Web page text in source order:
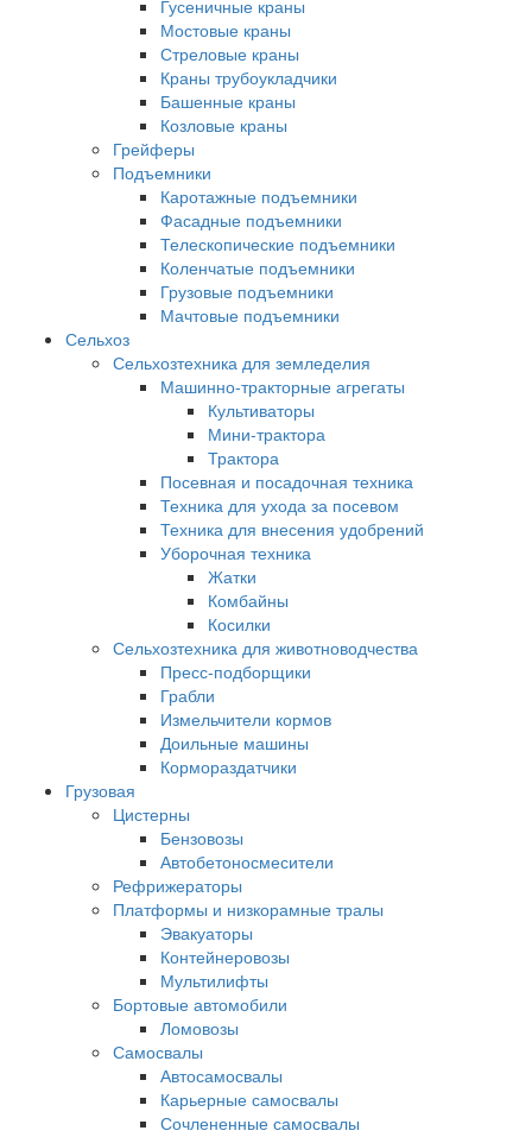
Гусеничные краны
Мостовые краны
Стреловые краны
Краны трубоукладчики
Башенные краны
Козловые краны
Грейферы
Подъемники
Каротажные подъемники
Фасадные подъемники
Телескопические подъемники
Коленчатые подъемники
Грузовые подъемники
Мачтовые подъемники
Сельхоз
Сельхозтехника для земледелия
Машинно-тракторные агрегаты
Культиваторы
Мини-трактора
Трактора
Посевная и посадочная техника
Техника для ухода за посевом
Техника для внесения удобрений
Уборочная техника
Жатки
Комбайны
Косилки
Сельхозтехника для животноводчества
Пресс-подборщики
Грабли
Измельчители кормов
Доильные машины
Кормораздатчики
Грузовая
Цистерны
Бензовозы
Автобетоносмесители
Рефрижераторы
Платформы и низкорамные тралы
Эвакуаторы
Контейнеровозы
Мультилифты
Бортовые автомобили
Ломовозы
Самосвалы
Автосамосвалы
Карьерные самосвалы
Сочлененные самосвалы